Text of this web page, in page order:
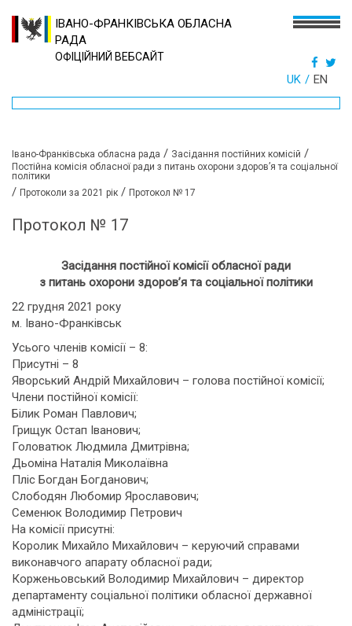
ІВАНО-ФРАНКІВСЬКА ОБЛАСНА
РАДА
ОФІЦІЙНИЙ ВЕБСАЙТ
UK EN
Івано-Франківська обласна рада / Засідання постійних комісій /
Постійна комісія обласної ради з питань охорони здоров’я та соціальної
політики
/ Протоколи за 2021 рік / Протокол № 17
Протокол № 17
Засідання постійної комісії обласної ради
з питань охорони здоров’я та соціальної політики
22 грудня 2021 року
м. Івано-Франківськ
Усього членів комісії – 8:
Присутні – 8
Яворський Андрій Михайлович – голова постійної комісії;
Члени постійної комісії:
Білик Роман Павлович;
Грищук Остап Іванович;
Головатюк Людмила Дмитрівна;
Дьоміна Наталія Миколаївна
Пліс Богдан Богданович;
Слободян Любомир Ярославович;
Семенюк Володимир Петрович
На комісії присутні:
Королик Михайло Михайлович – керуючий справами
виконавчого апарату обласної ради;
Корженьовський Володимир Михайлович – директор
департаменту соціальної політики обласної державної
адміністрації;